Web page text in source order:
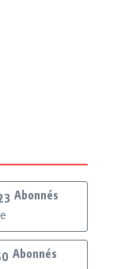
Abonnés
Abonnés